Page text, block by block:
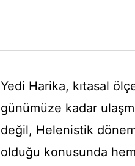
Yedi Harika, kıtasal
günümüze kadar
değil, Helenistik
olduğu konusunda